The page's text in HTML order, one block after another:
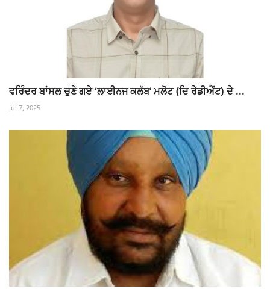
ਵਰਿੰਦਰ ਬਾਂਸਲ ਚੁਣੇ ਗਏ ‘ਲਾਈਨਜ ਕਲੱਬ’ ਮਲੋਟ (ਦਿ ਰੇਡੀਐਂਟ) ਦੇ ...
Jul 7, 2025